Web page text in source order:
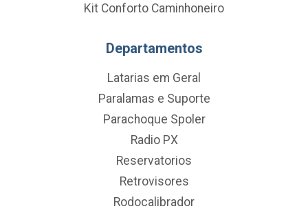
Kit Conforto Caminhoneiro
Departamentos
Latarias em Geral
Paralamas e Suporte
Parachoque Spoler
Radio PX
Reservatorios
Retrovisores
Rodocalibrador